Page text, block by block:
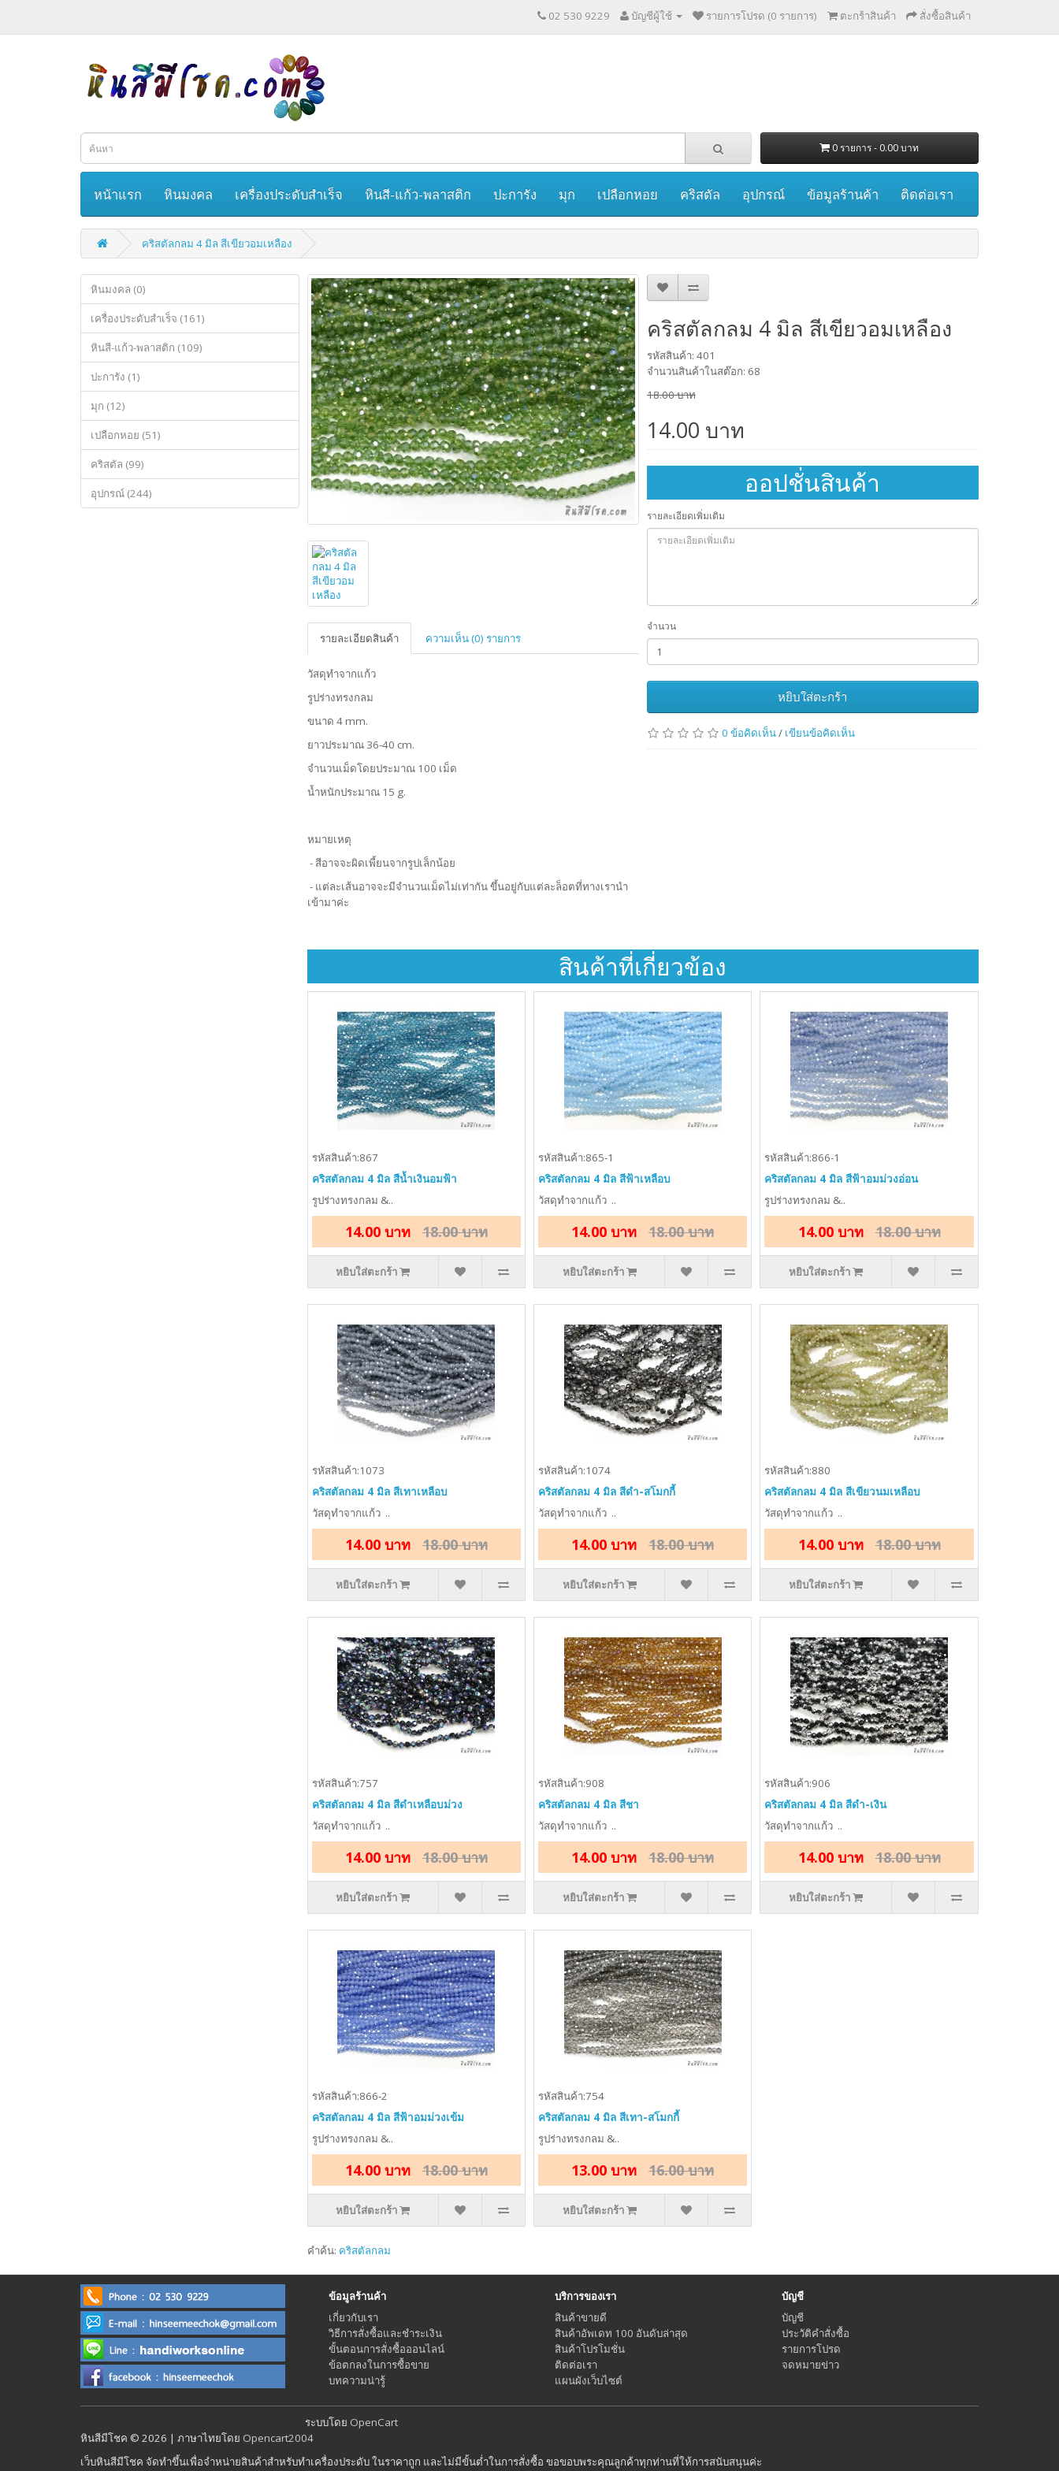
02 530 9229 บัญชีผู้ใช้ รายการโปรด (0 รายการ) ตะกร้าสินค้า สั่งซื้อสินค้า
0 รายการ - 0.00 บาท
หน้าแรก หินมงคล เครื่องประดับสำเร็จ หินสี-แก้ว-พลาสติก ปะการัง มุก เปลือกหอย คริสตัล อุปกรณ์ ข้อมูลร้านค้า ติดต่อเรา
คริสตัลกลม 4 มิล สีเขียวอมเหลือง
หินมงคล (0)
เครื่องประดับสำเร็จ (161)
หินสี-แก้ว-พลาสติก (109)
ปะการัง (1)
มุก (12)
เปลือกหอย (51)
คริสตัล (99)
อุปกรณ์ (244)
รายละเอียดสินค้า ความเห็น (0) รายการ
วัสดุทำจากแก้ว
รูปร่างทรงกลม
ขนาด 4 mm.
ยาวประมาณ 36-40 cm.
จำนวนเม็ดโดยประมาณ 100 เม็ด
น้ำหนักประมาณ 15 g.
หมายเหตุ
- สีอาจจะผิดเพี้ยนจากรูปเล็กน้อย
- แต่ละเส้นอาจจะมีจำนวนเม็ดไม่เท่ากัน ขึ้นอยู่กับแต่ละล็อตที่ทางเรานำ
เข้ามาค่ะ
คริสตัลกลม 4 มิล สีเขียวอมเหลือง
รหัสสินค้า: 401
จำนวนสินค้าในสต๊อก: 68
18.00 บาท
14.00 บาท
ออปชั่นสินค้า
รายละเอียดเพิ่มเติม
จำนวน
หยิบใส่ตะกร้า
0 ข้อคิดเห็น/ เขียนข้อคิดเห็น
สินค้าที่เกี่ยวข้อง
รหัสสินค้า:867
คริสตัลกลม 4 มิล สีน้ำเงินอมฟ้า
รูปร่างทรงกลม &..
14.00 บาท 18.00 บาท
หยิบใส่ตะกร้า
รหัสสินค้า:865-1
คริสตัลกลม 4 มิล สีฟ้าเหลือบ
วัสดุทำจากแก้ว ..
14.00 บาท 18.00 บาท
หยิบใส่ตะกร้า
รหัสสินค้า:866-1
คริสตัลกลม 4 มิล สีฟ้าอมม่วงอ่อน
รูปร่างทรงกลม &..
14.00 บาท 18.00 บาท
หยิบใส่ตะกร้า
รหัสสินค้า:1073
คริสตัลกลม 4 มิล สีเทาเหลือบ
วัสดุทำจากแก้ว ..
14.00 บาท 18.00 บาท
หยิบใส่ตะกร้า
รหัสสินค้า:1074
คริสตัลกลม 4 มิล สีดำ-สโมกกี้
วัสดุทำจากแก้ว ..
14.00 บาท 18.00 บาท
หยิบใส่ตะกร้า
รหัสสินค้า:880
คริสตัลกลม 4 มิล สีเขียวนมเหลือบ
วัสดุทำจากแก้ว ..
14.00 บาท 18.00 บาท
หยิบใส่ตะกร้า
รหัสสินค้า:757
คริสตัลกลม 4 มิล สีดำเหลือบม่วง
วัสดุทำจากแก้ว ..
14.00 บาท 18.00 บาท
หยิบใส่ตะกร้า
รหัสสินค้า:908
คริสตัลกลม 4 มิล สีชา
วัสดุทำจากแก้ว ..
14.00 บาท 18.00 บาท
หยิบใส่ตะกร้า
รหัสสินค้า:906
คริสตัลกลม 4 มิล สีดำ-เงิน
วัสดุทำจากแก้ว ..
14.00 บาท 18.00 บาท
หยิบใส่ตะกร้า
รหัสสินค้า:866-2
คริสตัลกลม 4 มิล สีฟ้าอมม่วงเข้ม
รูปร่างทรงกลม &..
14.00 บาท 18.00 บาท
หยิบใส่ตะกร้า
รหัสสินค้า:754
คริสตัลกลม 4 มิล สีเทา-สโมกกี้
รูปร่างทรงกลม &..
13.00 บาท 16.00 บาท
หยิบใส่ตะกร้า
คำค้น: คริสตัลกลม
ข้อมูลร้านค้า
เกี่ยวกับเรา
วิธีการสั่งซื้อและชำระเงิน
ขั้นตอนการสั่งซื้อออนไลน์
ข้อตกลงในการซื้อขาย
บทความน่ารู้
บริการของเรา
สินค้าขายดี
สินค้าอัพเดท 100 อันดับล่าสุด
สินค้าโปรโมชั่น
ติดต่อเรา
แผนผังเว็บไซต์
บัญชี
บัญชี
ประวัติคำสั่งซื้อ
รายการโปรด
จดหมายข่าว
ระบบโดย OpenCart
หินสีมีโชค © 2026 | ภาษาไทยโดย Opencart2004
เว็บหินสีมีโชค จัดทำขึ้นเพื่อจำหน่ายสินค้าสำหรับทำเครื่องประดับ ในราคาถูก และไม่มีขั้นต่ำในการสั่งซื้อ ขอขอบพระคุณลูกค้าทุกท่านที่ให้การสนับสนุนค่ะ